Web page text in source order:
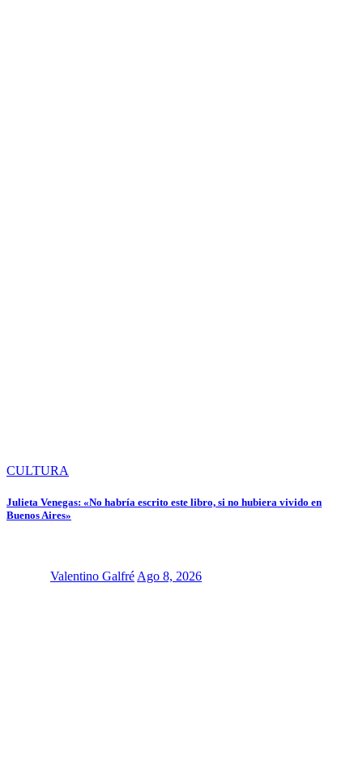
CULTURA
Julieta Venegas: «No habría escrito este libro, si no hubiera vivido en
Buenos Aires»
Valentino Galfré Ago 8, 2026